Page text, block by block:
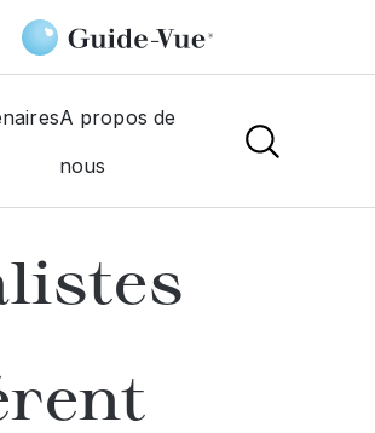
A propos de
nous
Mutualité I.D.F Adhérent